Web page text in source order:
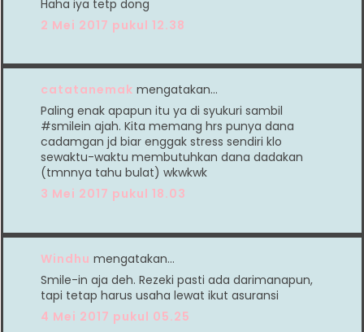
Haha iya tetp dong
2 Mei 2017 pukul 12.38
catatanemak mengatakan…
Paling enak apapun itu ya di syukuri sambil
#smilein ajah. Kita memang hrs punya dana
cadamgan jd biar enggak stress sendiri klo
sewaktu-waktu membutuhkan dana dadakan
(tmnnya tahu bulat) wkwkwk
3 Mei 2017 pukul 18.03
Windhu mengatakan…
Smile-in aja deh. Rezeki pasti ada darimanapun,
tapi tetap harus usaha lewat ikut asuransi
4 Mei 2017 pukul 05.25